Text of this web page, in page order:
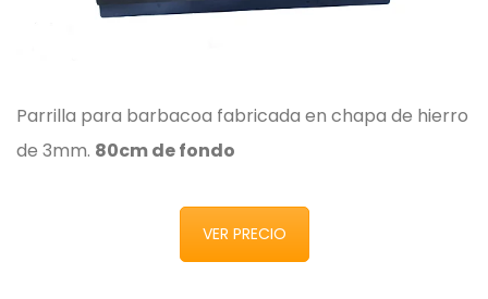
Parrilla para barbacoa fabricada en chapa de hierro
de 3mm. 80cm de fondo
VER PRECIO